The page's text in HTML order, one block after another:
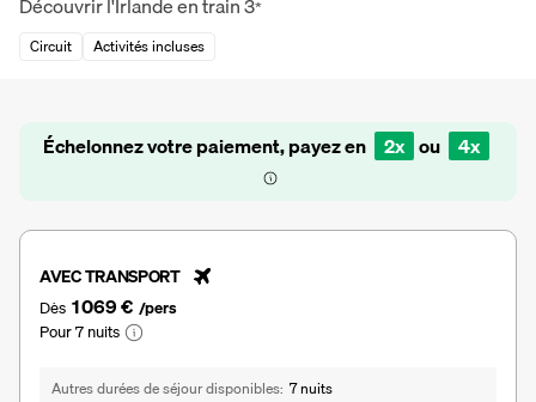
*
Circuit Activités incluses
Échelonnez votre paiement, payez en 2x ou 4x
AVEC TRANSPORT
Dès 1 069 € /pers
Pour 7 nuits
Autres durées de séjour disponibles 7 nuits